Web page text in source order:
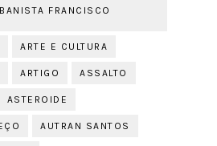
FRANCISCO
ARTE E CULTURA
ARTIGO ASSALTO
ASTEROIDE
AUTRAN SANTOS